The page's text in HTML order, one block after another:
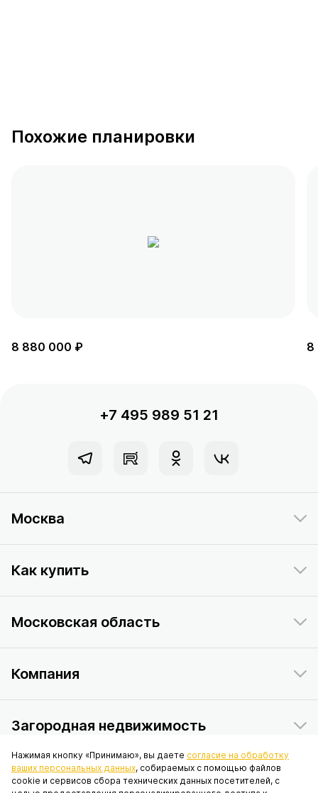
Похожие планировки
8 880 000 ₽ 8
+7 495 989 51 21
Москва
Как купить
Московская область
Компания
Загородная недвижимость
Данный интернет-сайт носит исключительно информационный
Нажимая кнопку «Принимаю», вы даете согласие на обработку
ваших персональных данных, собираемых с помощью файлов
cookie и сервисов сбора технических данных посетителей, с